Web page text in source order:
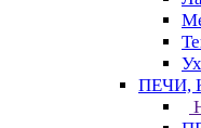
ПЕЧИ,